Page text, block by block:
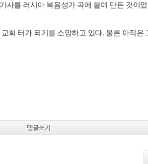
가사를 러시아 복음성가 곡에 붙여 만든 것이
교회 터가 되기를 소망하고 있다. 물론 아직은
댓글쓰기